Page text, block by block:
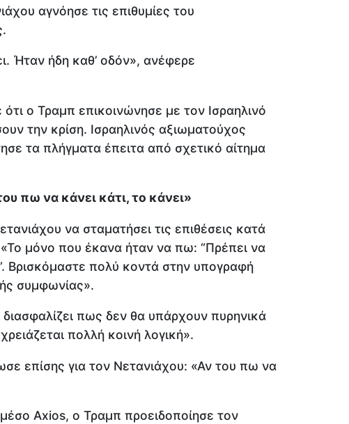
αγνόησε τις επιθυμίες του
Ήταν ήδη καθ’ οδόν», ανέφερε
ο Τραμπ επικοινώνησε με τον Ισραηλινό
την κρίση. Ισραηλινός αξιωματούχος
τα πλήγματα έπειτα από σχετικό αίτημα
πω να κάνει κάτι, το κάνει»
να σταματήσει τις επιθέσεις κατά
μόνο που έκανα ήταν να πω: “Πρέπει να
Βρισκόμαστε πολύ κοντά στην υπογραφή
συμφωνίας».
πως δεν θα υπάρχουν πυρηνικά
πολλή κοινή λογική».
επίσης για τον Νετανιάχου: «Αν του πω να
Axios, ο Τραμπ προειδοποίησε τον